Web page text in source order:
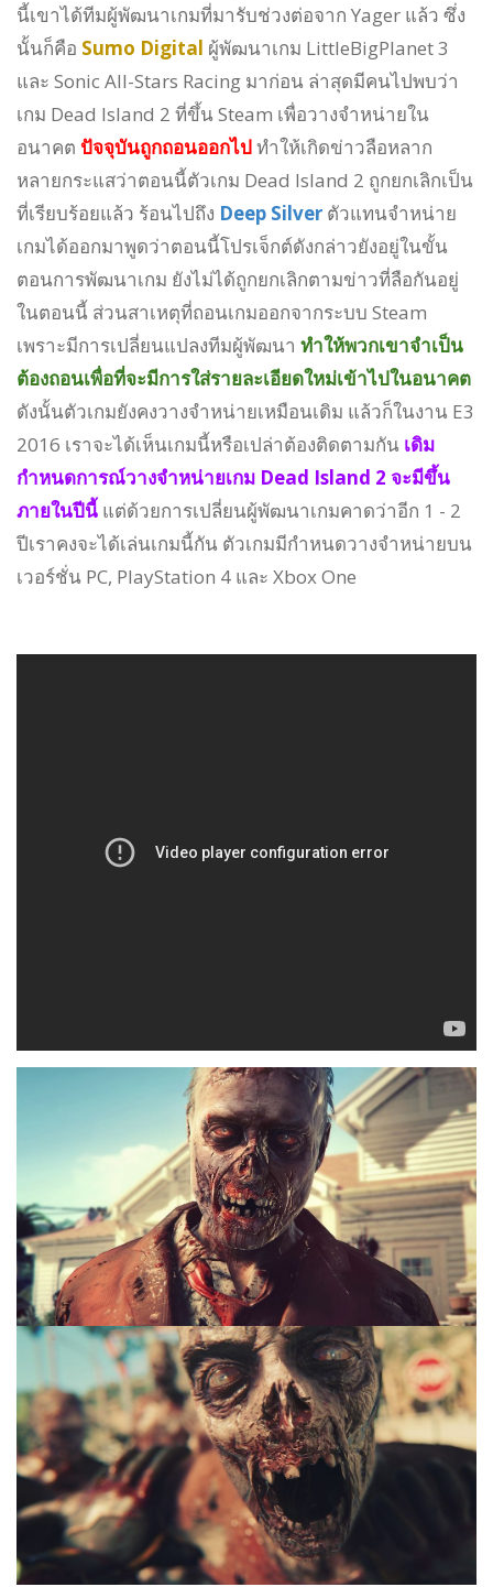
นี้เขาได้ทีมผู้พัฒนาเกมที่มารับช่วงต่อจาก Yager แล้ว ซึ่ง
นั้นก็คือ Sumo Digital ผู้พัฒนาเกม LittleBigPlanet 3
และ Sonic All-Stars Racing มาก่อน ล่าสุดมีคนไปพบว่า
เกม Dead Island 2 ที่ขึ้น Steam เพื่อวางจำหน่ายใน
อนาคต ปัจจุบันถูกถอนออกไปทำให้เกิดข่าวลือหลาก
หลายกระแสว่าตอนนี้ตัวเกม Dead Island 2 ถูกยกเลิกเป็น
ที่เรียบร้อยแล้ว ร้อนไปถึง Deep Silver ตัวแทนจำหน่าย
เกมได้ออกมาพูดว่าตอนนี้โปรเจ็กต์ดังกล่าวยังอยู่ในขั้น
ตอนการพัฒนาเกม ยังไม่ได้ถูกยกเลิกตามข่าวที่ลือกันอยู่
ในตอนนี้ ส่วนสาเหตุที่ถอนเกมออกจากระบบ Steam
เพราะมีการเปลี่ยนแปลงทีมผู้พัฒนา ทำให้พวกเขาจำเป็น
ต้องถอนเพื่อที่จะมีการใส่รายละเอียดใหม่เข้าไปในอนาคต
ดังนั้นตัวเกมยังคงวางจำหน่ายเหมือนเดิม แล้วก็ในงาน E3
2016 เราจะได้เห็นเกมนี้หรือเปล่าต้องติดตามกัน เดิม
กำหนดการณ์วางจำหน่ายเกม Dead Island 2 จะมีขึ้น
ภายในปีนี้ แต่ด้วยการเปลี่ยนผู้พัฒนาเกมคาดว่าอีก 1 - 2
ปีเราคงจะได้เล่นเกมนี้กัน ตัวเกมมีกำหนดวางจำหน่ายบน
เวอร์ชั่น PC, PlayStation 4 และ Xbox One